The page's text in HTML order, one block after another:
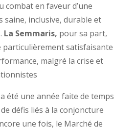
combat en faveur d’une
saine, inclusive, durable et
La Semmaris, pour sa part,
particulièrement satisfaisante
malgré la crise et
été une année faite de temps
défis liés à la conjoncture
une fois, le Marché de